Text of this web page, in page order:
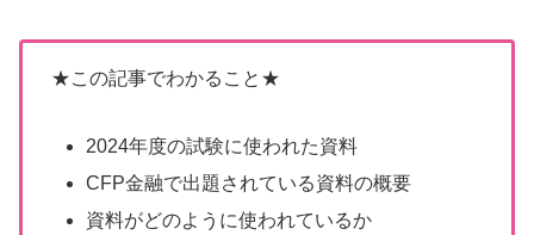
★この記事でわかること★
2024年度の試験に使われた資料
CFP金融で出題されている資料の概要
資料がどのように使われているか